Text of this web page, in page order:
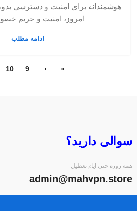
هوشمندانه برای امنیت و دسترسی
امروز، امنیت و حریم
ادامه مطلب
«
‹
9
10
سوالی دارید؟
همه روزه حتی ایام تعطیل
admin@mahvpn.store